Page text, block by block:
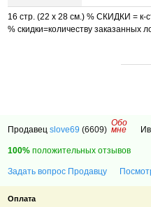
16 стр. (22 х 28 см.) % СКИДКИ = к-
% скидки=количеству заказанных
Продавецslove69 (6609)
Обо
мне
100% положительных отзывов
Задать вопрос Продавцу
Оплата